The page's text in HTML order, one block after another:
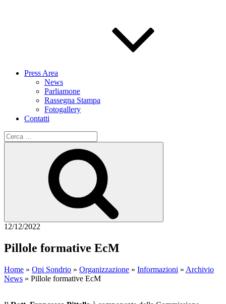
Press Area
News
Parliamone
Rassegna Stampa
Fotogallery
Contatti
Cerca:
12/12/2022
Pillole formative EcM
Home » Opi Sondrio » Organizzazione » Informazioni » Archivio
News » Pillole formative EcM